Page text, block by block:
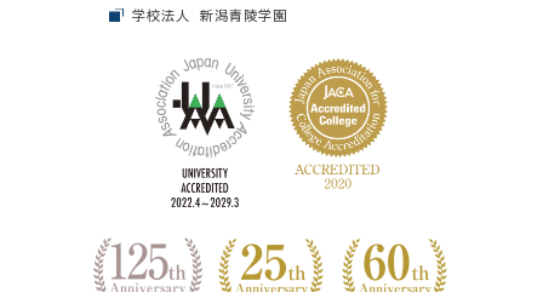
学校法人 新潟青陵学園